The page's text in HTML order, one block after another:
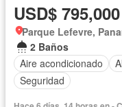
USD$ 795,000
Parque Lefevre,
2 Baños
Aire acondicionado
Seguridad